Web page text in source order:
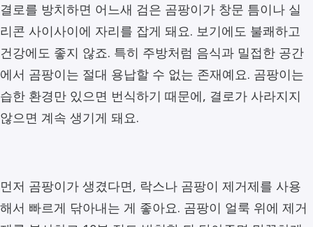
결로를 방치하면 어느새 검은 곰팡이가 창문 틈이나 실
리콘 사이사이에 자리를 잡게 돼요. 보기에도 불쾌하고
건강에도 좋지 않죠. 특히 주방처럼 음식과 밀접한 공간
에서 곰팡이는 절대 용납할 수 없는 존재예요. 곰팡이는
습한 환경만 있으면 번식하기 때문에, 결로가 사라지지
않으면 계속 생기게 돼요.
먼저 곰팡이가 생겼다면, 락스나 곰팡이 제거제를 사용
해서 빠르게 닦아내는 게 좋아요. 곰팡이 얼룩 위에 제거